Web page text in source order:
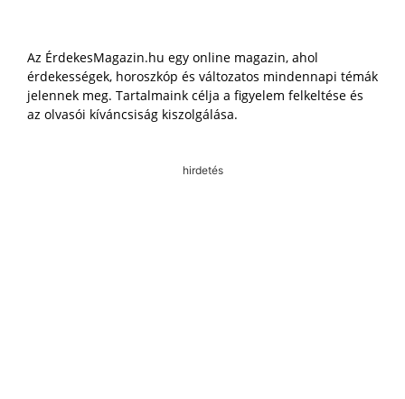
Az ÉrdekesMagazin.hu egy online magazin, ahol
érdekességek, horoszkóp és változatos mindennapi témák
jelennek meg. Tartalmaink célja a figyelem felkeltése és
az olvasói kíváncsiság kiszolgálása.
hirdetés